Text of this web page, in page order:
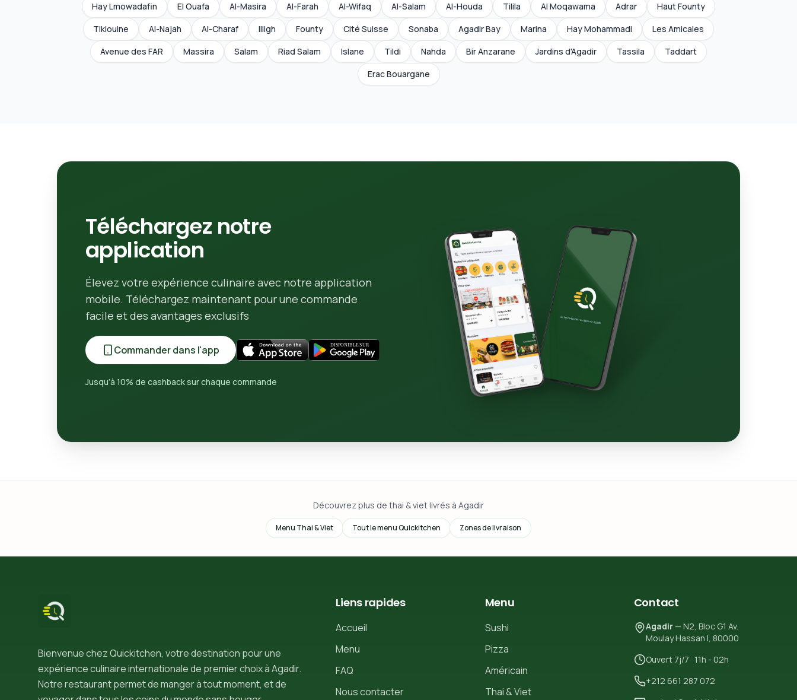
Hay Lmowadafin
El Ouafa Al-Masira Al-Farah Al-Wifaq Al-Salam Al-Houda Tilila Al Moqawama Adrar
Haut Founty
Tikiouine
Al-Najah Al-Charaf Illigh Founty Cité Suisse Sonaba Agadir Bay Marina Hay Mohammadi
Les Amicales
Avenue des FAR
Massira Salam Riad Salam Islane Tildi Nahda Bir Anzarane Jardins d'Agadir Tassila
Taddart
Erac Bouargane
Téléchargez notre
application
Élevez votre expérience culinaire avec notre application
mobile. Téléchargez maintenant pour une commande
facile et des avantages exclusifs
Commander dans l'app
Jusqu’à 10% de cashback sur chaque commande
Découvrez plus de thai & viet livrés à Agadir
Menu Thai & Viet Tout le menu Quickitchen Zones de livraison
Bienvenue chez Quickitchen, votre destination pour une
expérience culinaire internationale de premier choix à Agadir.
Notre restaurant permet de manger à tout moment, et de
Liens rapides
Accueil
Menu
FAQ
Nous contacter
Menu
Sushi
Pizza
Américain
Thai & Viet
Contact
Agadir— N2, Bloc G1 Av.
Moulay Hassan I, 80000
Ouvert 7j/7 · 11h - 02h
+212 661 287 072